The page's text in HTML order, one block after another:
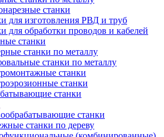
станки
для изготовления РВД и труб
для обработки проводов и кабелей
станки
станки по металлу
станки по металлу
станки
станки
станки
станки
станки по дереву